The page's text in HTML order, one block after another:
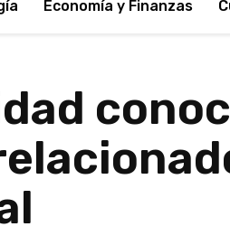
Economía y Finanzas